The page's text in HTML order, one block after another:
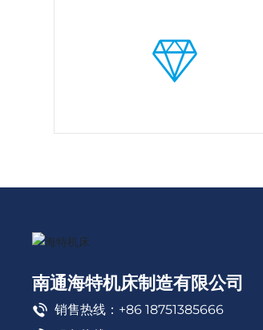
南通海特机床制造有限公司
销售热线：+86 18751385666